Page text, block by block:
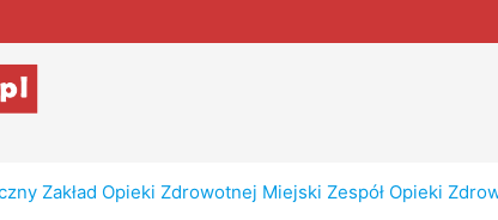
Zakład Opieki Zdrowotnej Miejski Zespół Opieki